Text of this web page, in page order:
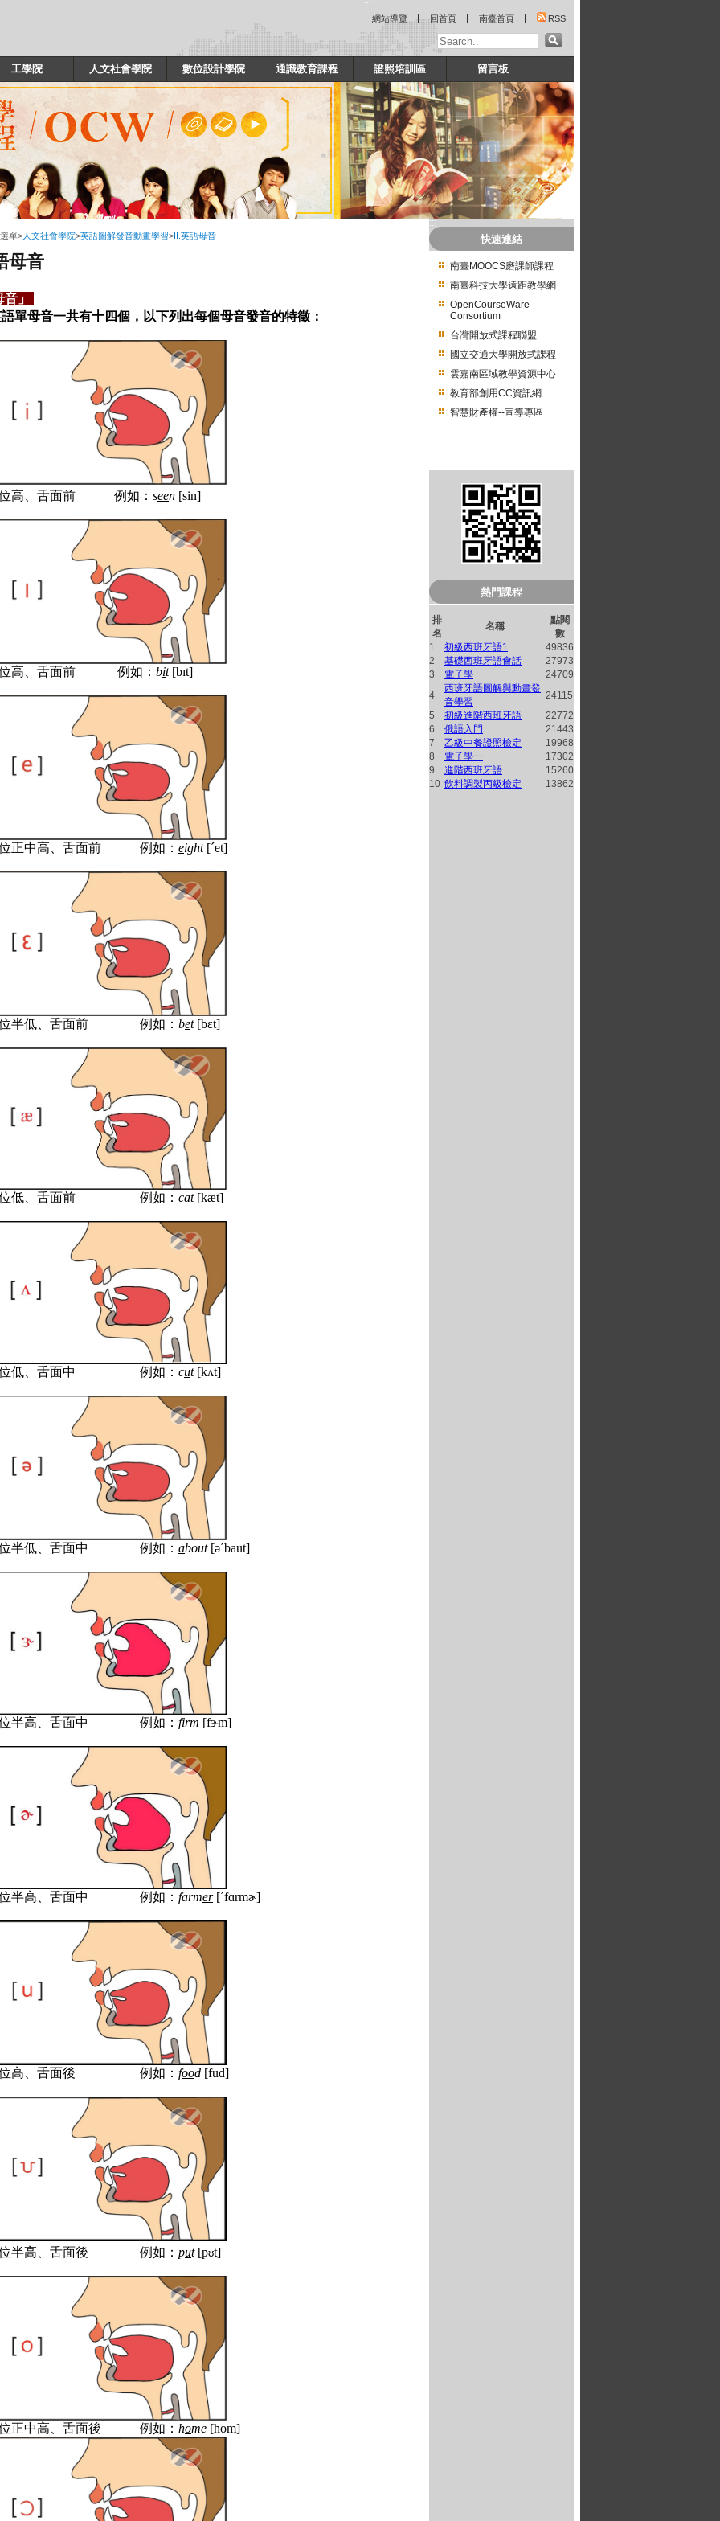
網站導覽 回首頁 南臺首頁 RSS
工學院 人文社會學院 數位設計學院 通識教育課程 證照培訓區 留言板
單> 人文社會學院>英語圖解發音動畫學習>II.英語母音
母音
」
單母音一共有十四個，以下列出每個母音發音的特徵：
高、 舌面前 例如： seen [sin]
高、 舌面前 例如： bit[bɪt]
正中高、 舌面前 例如： eight[´et]
半低、 舌面前 例如： bet[bɛt]
低、 舌面前 例如： cat[kæt]
低、 舌面中 例如： cut[kʌt]
半低、 舌面中 例如： about[ə´baut]
半高、 舌面中 例如： firm [fɝm]
半高、 舌面中 例如： farmer[´fɑrmɚ]
高、 舌面後 例如： food [fud]
半高、 舌面後 例如： put[pʊt]
正中高、 舌面後 例如： home [hom]
:::
快速連結
南臺MOOCS磨課師課程
南臺科技大學遠距教學網
OpenCourseWare
Consortium
台灣開放式課程聯盟
國立交通大學開放式課程
雲嘉南區域教學資源中心
教育部創用CC資訊網
智慧財產權--宣導專區
熱門課程
排
名
名稱
點閱
數
1
初級西班牙語1
49836
2
基礎西班牙語會話
27973
3
電子學
24709
4
西班牙語圖解與動畫發
音學習
24115
5
初級進階西班牙語
22772
6
俄語入門
21443
7
乙級中餐證照檢定
19968
8
電子學一
17302
9
進階西班牙語
15260
10 飲料調製丙級檢定 13862